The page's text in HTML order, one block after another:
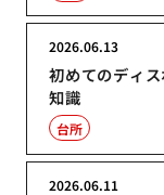
初めてのディ
知識
2026.06.13
台所
2026.06.11